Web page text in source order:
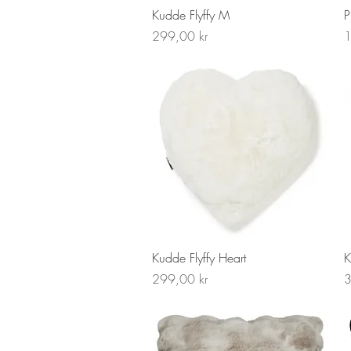
Snabbvisning
Kudde Flyffy M
Pris
299,00 kr
Snabbvisning
Kudde Flyffy Heart
Pris
299,00 kr